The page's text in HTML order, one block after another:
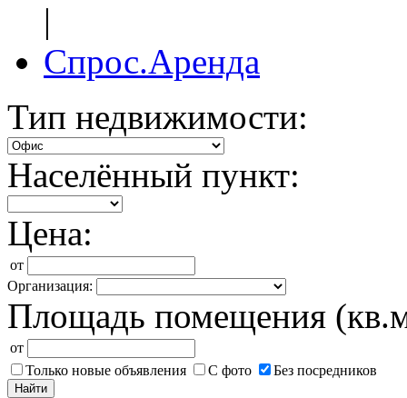
|
Спрос.Аренда
Тип недвижимости:
Населённый пункт:
Цена:
от
Организация:
Площадь помещения
от
Только новые объявления
С фото Без посредников
Найти